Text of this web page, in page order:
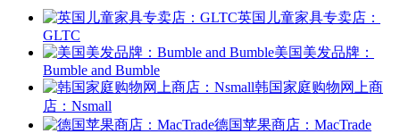
英国儿童家具专卖店：
GLTC
美国美发品牌：
Bumble and Bumble
韩国家庭购物网上商
店：Nsmall
德国苹果商店：MacTrade